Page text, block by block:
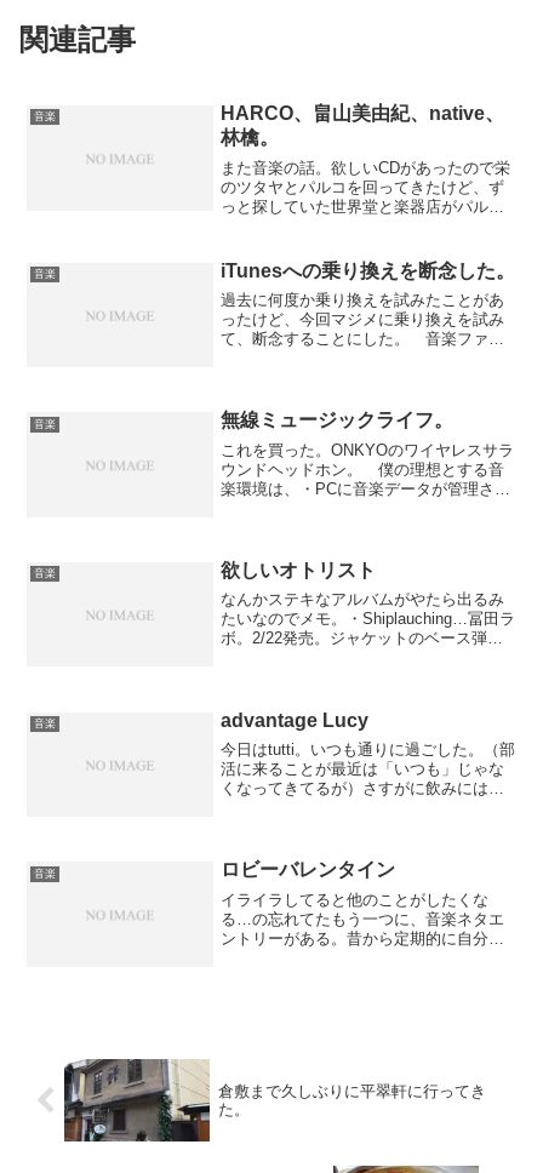
関連記事
音楽
HARCO、畠山美由紀、native、
林檎。
また音楽の話。欲しいCDがあったので栄
のツタヤとパルコを回ってきたけど、ず
っと探していた世界堂と楽器店がパルコ
のHARCOのtobiuo pianoはタイトル通り
のピア...
音楽 iTunesへの乗り換えを断念した。
過去に何度か乗り換えを試みたことがあ
ったけど、今回マジメに乗り換えを試み
て、断念することにした。 音楽ファイ
もので音質はいい...
音楽 無線ミュージックライフ。
これを買った。ONKYOのワイヤレスサラ
ウンドヘッドホン。 僕の理想とする音
楽環境は、・PCに音楽データが管理され
音楽が聴ける。という...
音楽 欲しいオトリスト
なんかステキなアルバムがやたら出るみ
たいなのでメモ。・Shiplauching…冨田ラ
ボ。2/22発売。ジャケットのベース弾き
音楽 advantage Lucy
今日はtutti。いつも通りに過ごした。（部
活に来ることが最近は「いつも」じゃな
くなってきてるが）さすがに飲みには参
んだけど、どれを...
音楽 ロビーバレンタイン
イライラしてると他のことがしたくな
る…の忘れてたもう一つに、音楽ネタエ
ントリーがある。昔から定期的に自分の
倉敷まで久しぶりに平翠軒に行ってき
た。